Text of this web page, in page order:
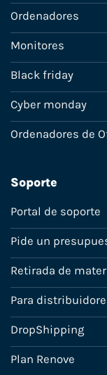
Ordenadores
Monitores
Black friday
Cyber monday
Ordenadores de
Soporte
Portal de soporte
Pide un
Retirada de
Para
DropShipping
Plan Renove